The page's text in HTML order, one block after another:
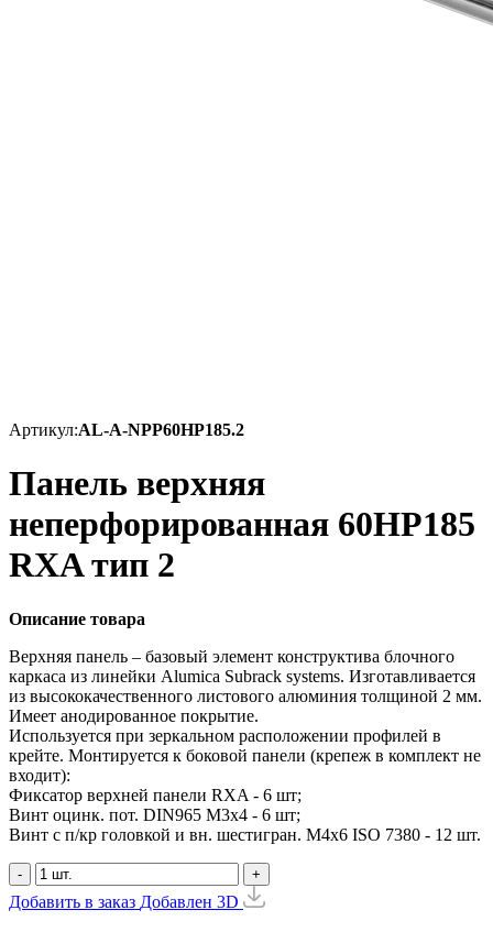
Артикул:AL-A-NPP60HP185.2
Панель верхняя
неперфорированная 60HP185
RXA тип 2
Описание товара
Верхняя панель – базовый элемент конструктива блочного
каркаса из линейки Alumica Subrack systems. Изготавливается
из высококачественного листового алюминия толщиной 2 мм.
Имеет анодированное покрытие.
Используется при зеркальном расположении профилей в
крейте. Монтируется к боковой панели (крепеж в комплект не
входит):
Фиксатор верхней панели RXA - 6 шт;
Винт оцинк. пот. DIN965 М3х4 - 6 шт;
Винт с п/кр головкой и вн. шестигран. М4x6 ISO 7380 - 12 шт.
- +
Добавить в заказ Добавлен 3D